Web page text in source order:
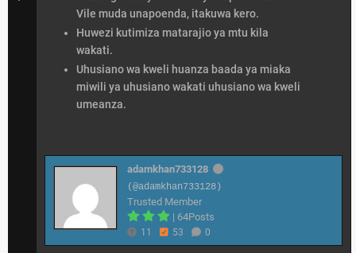
Vile muda unapoenda, itakuwa kero.
Huwezi kutimiza matarajio ya mtu kila
wakati.
Uhusiano wa kweli huanza baada ya miaka
miwili ya uhusiano wakati uhusiano wa kweli
umeanza.
adamkhan733128
(@adamkhan733128)
Trusted Member
| 64Posts
11 53 0